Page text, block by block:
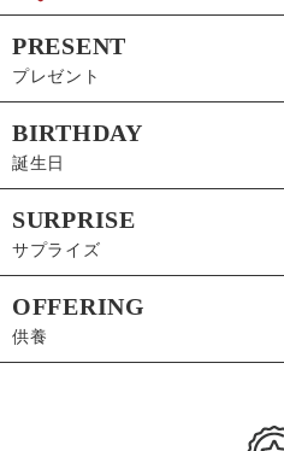
PRESENT
プレゼント
BIRTHDAY
誕生日
SURPRISE
サプライズ
OFFERING
供養